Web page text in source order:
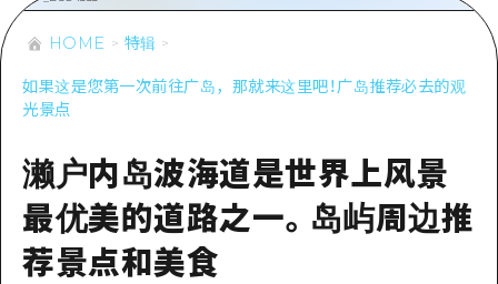
列表
推荐
艺术
示范行程
列表
探索
HOME 特辑
如果这是您第一次前往广岛，那就来这里吧！广岛推荐必去的观
光景点
濑户内岛波海道是世界上风景
最优美的道路之一。岛屿周边推
荐景点和美食